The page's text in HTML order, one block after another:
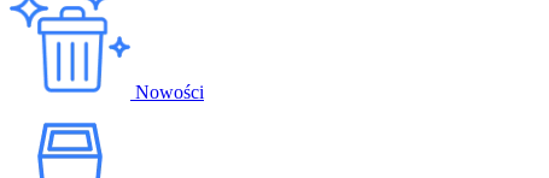
Nowości